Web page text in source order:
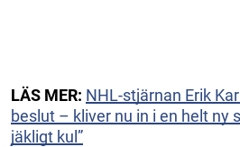
LÄS MER: NHL-stjärnan Erik
beslut – kliver nu in i en helt ny
jäkligt kul”